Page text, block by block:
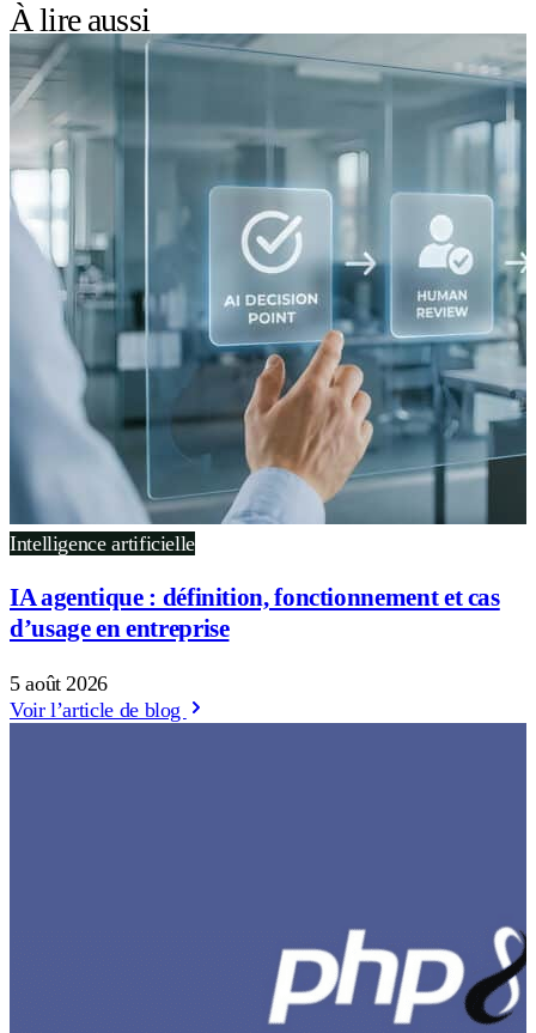
À lire aussi
Intelligence artificielle
IA agentique : définition, fonctionnement et cas
d’usage en entreprise
5 août 2026
Voir l’article de blog